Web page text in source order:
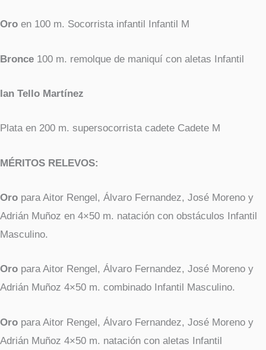
Oro en 100 m. Socorrista infantil Infantil M
Bronce 100 m. remolque de maniquí con aletas Infantil
Ian Tello Martínez
Plata en 200 m. supersocorrista cadete Cadete M
MÉRITOS RELEVOS:
Oro para Aitor Rengel, Álvaro Fernandez, José Moreno y
Adrián Muñoz en 4×50 m. natación con obstáculos Infantil
Masculino.
Oro para Aitor Rengel, Álvaro Fernandez, José Moreno y
Adrián Muñoz 4×50 m. combinado Infantil Masculino.
Oro para Aitor Rengel, Álvaro Fernandez, José Moreno y
Adrián Muñoz 4×50 m. natación con aletas Infantil